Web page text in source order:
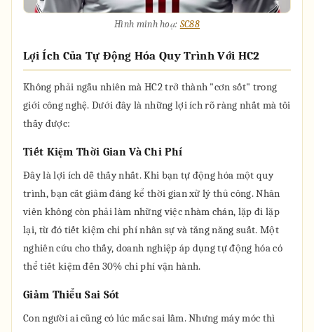
Hình minh hoạ: SC88
Lợi Ích Của Tự Động Hóa Quy Trình Với HC2
Không phải ngẫu nhiên mà HC2 trở thành "cơn sốt" trong
giới công nghệ. Dưới đây là những lợi ích rõ ràng nhất mà tôi
thấy được:
Tiết Kiệm Thời Gian Và Chi Phí
Đây là lợi ích dễ thấy nhất. Khi bạn tự động hóa một quy
trình, bạn cắt giảm đáng kể thời gian xử lý thủ công. Nhân
viên không còn phải làm những việc nhàm chán, lặp đi lặp
lại, từ đó tiết kiệm chi phí nhân sự và tăng năng suất. Một
nghiên cứu cho thấy, doanh nghiệp áp dụng tự động hóa có
thể tiết kiệm đến 30% chi phí vận hành.
Giảm Thiểu Sai Sót
Con người ai cũng có lúc mắc sai lầm. Nhưng máy móc thì